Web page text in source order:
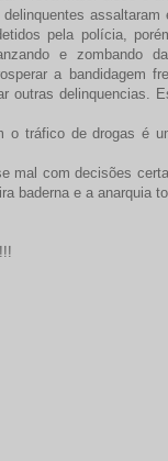
pela polícia,
e zombando
a bandidagem
outras delinquencias.
o tráfico de drogas é
mal com decisões
baderna e a anarquia